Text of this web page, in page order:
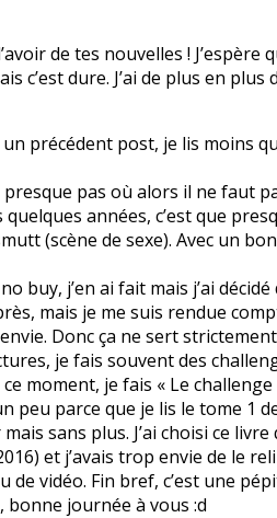
de tes nouvelles !
c’est dure. J’ai de plus en
un précédent post, je lis moins
presque pas où alors il ne
quelques années, c’est que
(scène de sexe). Avec un
buy, j’en ai fait mais j’ai
mais je me suis rendue
Donc ça ne sert
je fais souvent des
moment, je fais « Le
peu parce que je lis le tome
sans plus. J’ai choisi ce
et j’avais trop envie de le
vidéo. Fin bref, c’est une
bonne journée à vous :d